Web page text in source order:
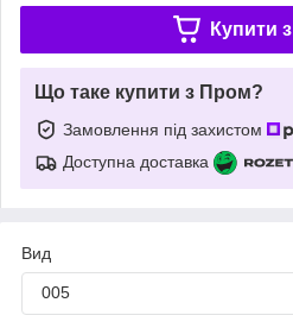
Купити з
Що таке купити з Пром?
Замовлення під захистом
Доступна доставка
Вид
005